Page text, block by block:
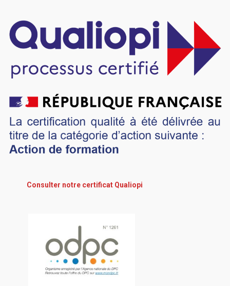
Consulter notre certificat Qualiopi